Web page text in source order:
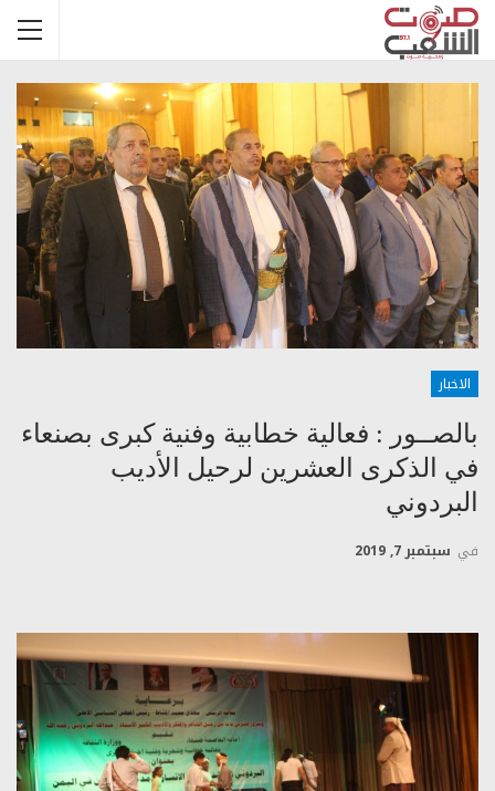
الاخبار
بالصــور : فعالية خطابية وفنية كبرى بصنعاء
في الذكرى العشرين لرحيل الأديب
البردوني
في سبتمبر 7, 2019